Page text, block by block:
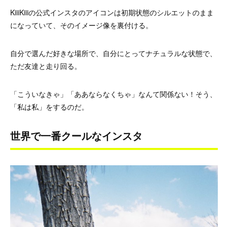
KiiiKiiiの公式インスタのアイコンは初期状態のシルエットのまま
になっていて、そのイメージ像を裏付ける。
自分で選んだ好きな場所で、自分にとってナチュラルな状態で、
ただ友達と走り回る。
「こういなきゃ」「ああならなくちゃ」なんて関係ない！そう、
「私は私」をするのだ。
世界で一番クールなインスタ